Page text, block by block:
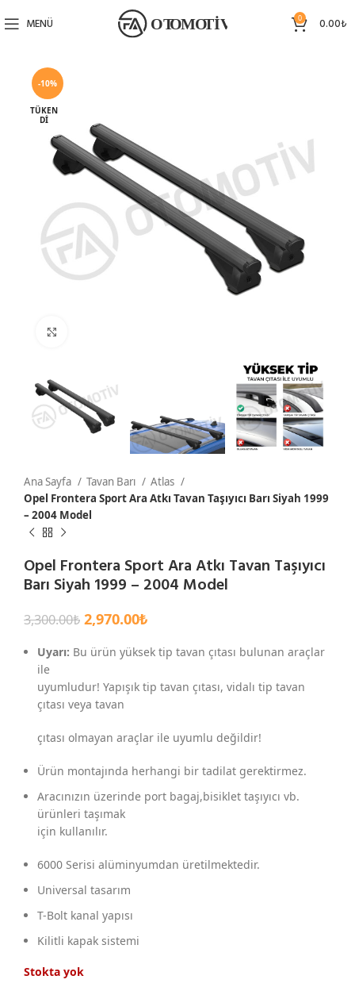
MENÜ 0 0.00₺
-10%
TÜKEN
DI
Ana Sayfa Tavan Barı
Atlas
Opel Frontera Sport Ara Atkı Tavan Taşıyıcı Barı Siyah 1999
– 2004 Model
Opel Frontera Sport Ara Atkı Tavan Taşıyıcı
Barı Siyah 1999 – 2004 Model
3,300.00₺ 2,970.00₺
Uyarı: Bu ürün yüksek tip tavan çıtası bulunan araçlar
ile
uyumludur! Yapışık tip tavan çıtası, vidalı tip tavan
çıtası veya tavan
çıtası olmayan araçlar ile uyumlu değildir!
Ürün montajında herhangi bir tadilat gerektirmez.
Aracınızın üzerinde port bagaj,bisiklet taşıyıcı vb.
ürünleri taşımak
için kullanılır.
6000 Serisi alüminyumdan üretilmektedir.
Universal tasarım
T-Bolt kanal yapısı
Kilitli kapak sistemi
Stokta yok